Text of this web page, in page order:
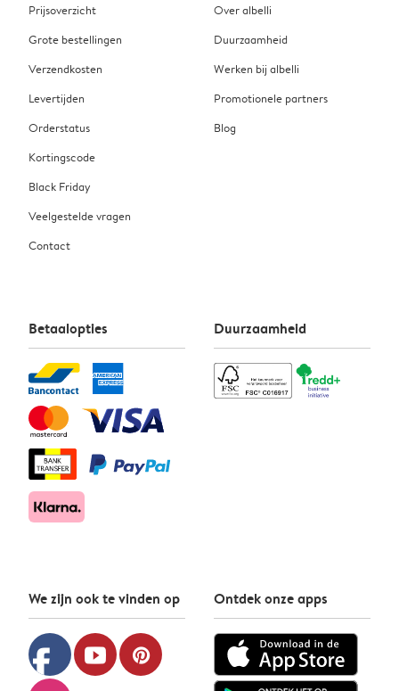
Prijsoverzicht
Grote bestellingen
Verzendkosten
Levertijden
Orderstatus
Kortingscode
Black Friday
Veelgestelde vragen
Contact
Over albelli
Duurzaamheid
Werken bij albelli
Promotionele partners
Blog
Betaalopties Duurzaamheid
We zijn ook te vinden op
facebook youtube pinterest
Ontdek onze apps